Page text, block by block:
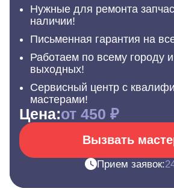
Нужные для ремонта
наличии!
Письменная гарантия на
Работаем по всему городу
выходных!
Сервисный центр с
мастерами!
Цена:от 450 ₽
Вызвать
Прием заявок: